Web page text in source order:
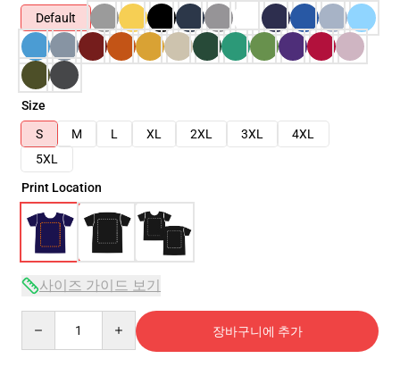
Default
Size
S
M L XL 2XL 3XL
4XL
5XL
Print Location
사이즈 가이드 보기
장바구니에 추가